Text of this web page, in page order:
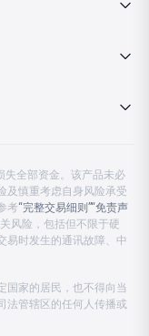
失全部资金。该产品未必
及慎重考虑自身风险承受
考“完整交易细则”“免责声
风险，包括但不限于硬
易时发生的通讯故障、中
国家的居民，也不得向当
法管辖区的任何人传播或